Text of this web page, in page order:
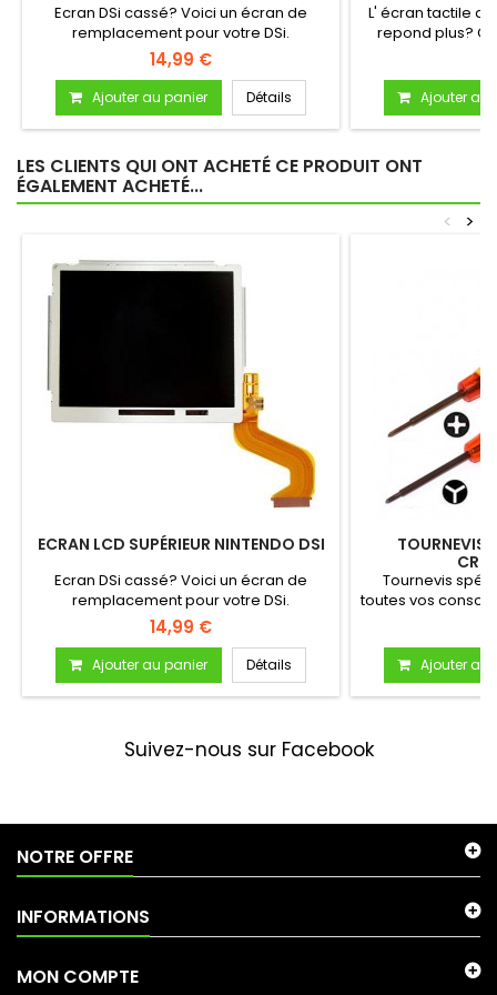
Ecran DSi cassé? Voici un écran de
remplacement pour votre DSi.
14,99 €
Ajouter au panier Détails
L' écran tactile
repond plus?
Ajouter au
LES CLIENTS QUI ONT ACHETÉ CE PRODUIT ONT
ÉGALEMENT ACHETÉ...
>
<
ECRAN LCD SUPÉRIEUR NINTENDO DSI
Ecran DSi cassé? Voici un écran de
remplacement pour votre DSi.
14,99 €
Ajouter au panier Détails
TOURNEVIS
Tournevis
toutes vos
Ajouter au
Suivez-nous sur Facebook
NOTRE OFFRE
INFORMATIONS
MON COMPTE